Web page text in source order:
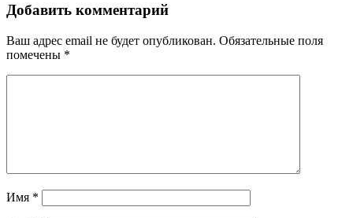
Добавить комментарий
Ваш адрес email не будет опубликован. Обязательные поля
помечены *
Имя *